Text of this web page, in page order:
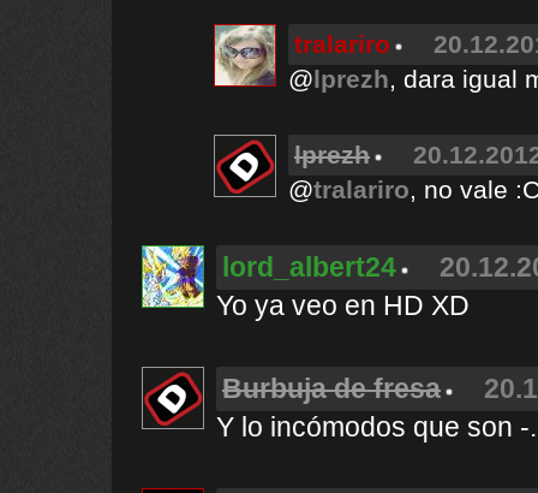
tralariro
@lprezh, dara igual
lprezh
@tralariro, no vale
lord_albert24
Yo ya veo en HD XD
Burbuja de fresa
Y lo incómodos que son -